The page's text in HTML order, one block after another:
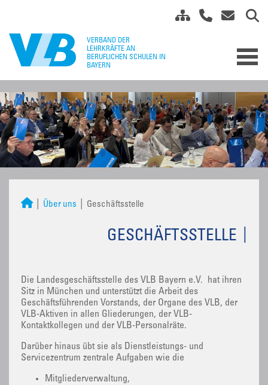
Über uns Geschäftsstelle
GESCHÄFTSSTELLE
Die Landesgeschäftsstelle des VLB Bayern e.V. hat ihren
Sitz in München und unterstützt die Arbeit des
Geschäftsführenden Vorstands, der Organe des VLB, der
VLB-Aktiven in allen Gliederungen, der VLB-
Kontaktkollegen und der VLB-Personalräte.
Darüber hinaus übt sie als Dienstleistungs- und
Servicezentrum zentrale Aufgaben wie die
Mitgliederverwaltung,